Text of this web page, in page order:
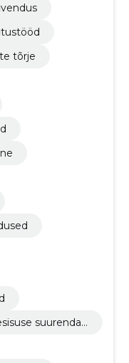
tõrje
suurenda